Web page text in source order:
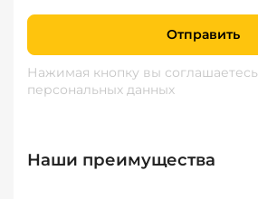
Отправить
Нажимая кнопку вы соглашаетесь
персональных данных
Наши преимущества